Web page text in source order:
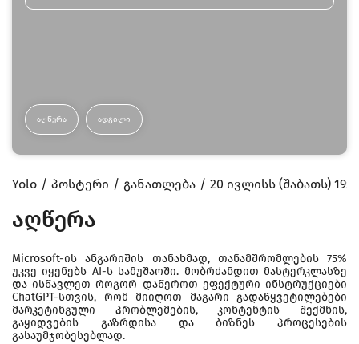
ᲐᲦᲬᲔᲠᲐ ᲐᲓᲒᲘᲚᲘ
Yolo პოსტერი განათლება 20 ივლისს (შაბათს)
აღწერა
Microsoft-ის ანგარიშის თანახმად, თანამშრომლების 75%
უკვე იყენებს AI-ს სამუშაოში. მობრძანდით მასტერკლასზე
და ისწავლეთ როგორ დაწეროთ ეფექტური ინსტრუქციები
ChatGPT-სთვის, რომ მიიღოთ მაგარი გადაწყვეტილებები
მარკეტინგული პრობლემების, კონტენტის შექმნის,
გაყიდვების გაზრდისა და ბიზნეს პროცესების
გასაუმჯობესებლად.